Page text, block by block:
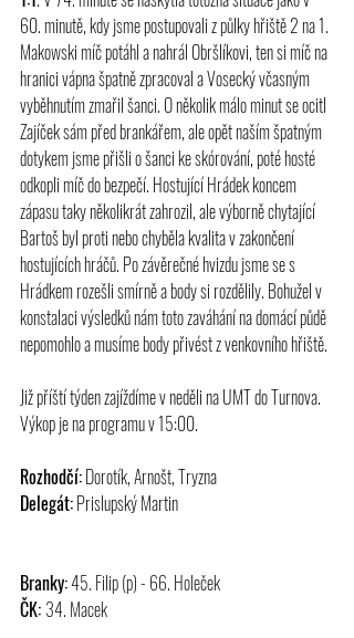
60. minutě, kdy jsme postupovali z půlky hřiště 2 na 1.
Makowski míč potáhl a nahrál Obršlíkovi, ten si míč na
hranici vápna špatně zpracoval a Vosecký včasným
vyběhnutím zmařil šanci. O několik málo minut se ocitl
Zajíček sám před brankářem, ale opět naším špatným
dotykem jsme přišli o šanci ke skórování, poté hosté
odkopli míč do bezpečí. Hostující Hrádek koncem
zápasu taky několikrát zahrozil, ale výborně chytající
Bartoš byl proti nebo chyběla kvalita v zakončení
hostujících hráčů. Po závěrečné hvizdu jsme se s
Hrádkem rozešli smírně a body si rozdělily. Bohužel v
konstalaci výsledků nám toto zaváhání na domácí půdě
nepomohlo a musíme body přivést z venkovního hřiště.
Již příští týden zajíždíme v neděli na UMT do Turnova.
Výkop je na programu v 15:00.
Rozhodčí: Dorotík, Arnošt, Tryzna
Delegát: Prislupský Martin
Branky: 45. Filip (p) - 66. Holeček
ČK: 34. Macek